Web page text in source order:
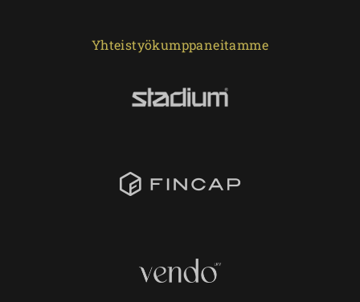
Yhteistyökumppaneitamme